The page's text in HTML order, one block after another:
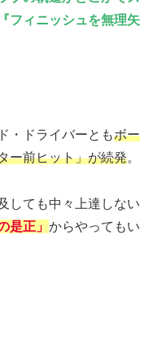
フィニッシュを無理矢
・ドライバーともボー
ー前ヒット」が続発。
しても中々上達しない
是正」 からやってもい